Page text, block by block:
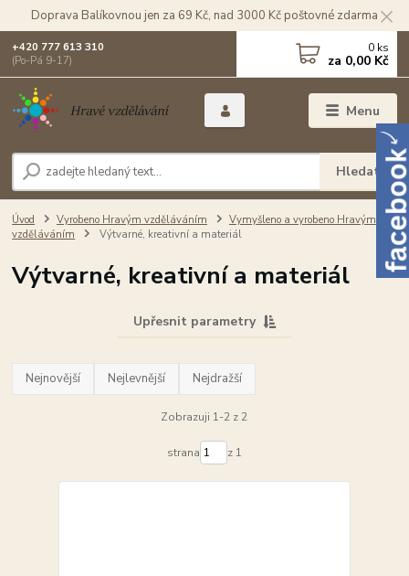
Doprava Balíkovnou jen za 69 Kč, nad 3000 Kč poštovné zdarma
Menu
Hledat
+420 777 613 310
(Po-Pá 9-17)
0 ks
za 0,00 Kč
Úvod Vyrobeno Hravým vzděláváním
Vymyšleno a vyrobeno Hravým
vzděláváním
Výtvarné, kreativní a materiál
Výtvarné, kreativní a materiál
Upřesnit parametry
Nejnovější Nejlevnější Nejdražší
Zobrazuji 1-2 z 2
strana z 1